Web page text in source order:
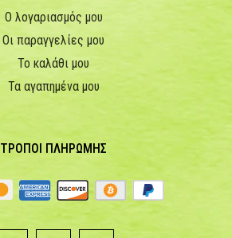
Ο λογαριασμός μου
Οι παραγγελίες μου
Το καλάθι μου
Τα αγαπημένα μου
ΤΡΟΠΟΙ ΠΛΗΡΩΜΗΣ